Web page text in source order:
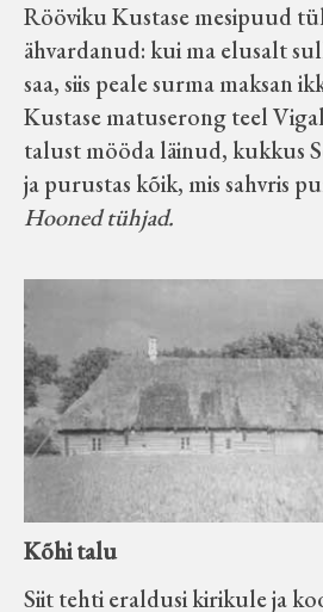
Rööviku Kustase mesipuud
ähvardanud: kui ma elusalt
saa, siis peale surma maksan
Kustase matuserong teel
talust mööda läinud, kukkus
ja purustas kõik, mis sahvris
Hooned tühjad.
Kõhi talu
Siit tehti eraldusi kirikule ja